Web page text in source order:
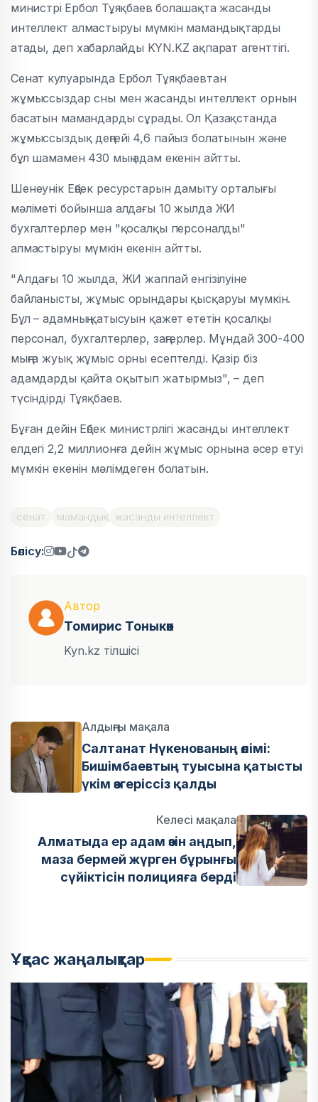
министрі Ербол Тұяқбаев болашақта жасанды
интеллект алмастыруы мүмкін мамандықтарды
атады, деп хабарлайды KYN.KZ ақпарат агенттігі.
Сенат кулуарында Ербол Тұяқбаевтан
жұмыссыздар сны мен жасанды интеллект орнын
басатын мамандарды сұрады. Ол Қазақстанда
жұмыссыздық деңгейі 4,6 пайыз болатынын және
бұл шамамен 430 мың адам екенін айтты.
Шенеунік Еңбек ресурстарын дамыту орталығы
мәліметі бойынша алдағы 10 жылда ЖИ
бухгалтерлер мен "қосалқы персоналды"
алмастыруы мүмкін екенін айтты.
"Алдағы 10 жылда, ЖИ жаппай енгізілуіне
байланысты, жұмыс орындары қысқаруы мүмкін.
Бұл – адамның қатысуын қажет ететін қосалқы
персонал, бухгалтерлер, заңгерлер. Мұндай 300-400
мыңға жуық жұмыс орны есептелді. Қазір біз
адамдарды қайта оқытып жатырмыз", – деп
түсіндірді Тұяқбаев.
Бұған дейін Еңбек министрлігі жасанды интеллект
елдегі 2,2 миллионға дейін жұмыс орнына әсер етуі
мүмкін екенін мәлімдеген болатын.
сенат мамандық жасанды интеллект
Бөлісу:
Автор
Томирис Тоныкөк
Kyn.kz тілшісі
Алдыңғы мақала
Салтанат Нүкенованың өлімі:
Бишімбаевтың туысына қатысты
үкім өзгеріссіз қалды
Келесі мақала
Алматыда ер адам өзін аңдып,
маза бермей жүрген бұрынғы
сүйіктісін полицияға берді
Ұқсас жаңалықтар